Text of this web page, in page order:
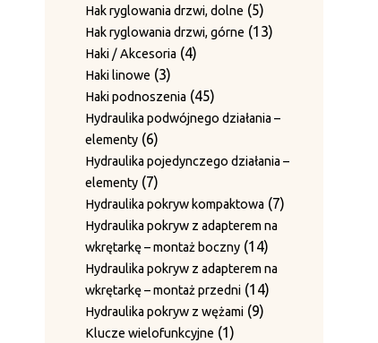
produkty
Sworznie rolek prowadzących
12
produktów
Sworznie rolek prowadzących i
nakrętki zabezpieczające
Sworznie rolek prowadzących z
blaszkami zabezpieczającymi
1
Sworznie ściany bocznej i
pierścienie ustalające 33
Sworznie z pierścieniem
ustalającym 11
produkt
Tuleje / Pierścienie prowadzące
1111
produktów
Tuleje prowadzące (do igieł) 44
Tuleje prowadzenia drutu 22
produkty
Wałki prowadzenia drutu 66
produktów
Hak ryglowania drzwi, dolne 55
produktów
Hak ryglowania drzwi, górne 1313
Haki / Akcesoria 44
Haki linowe 33
produkty
Haki podnoszenia 4545
produktów
Hydraulika podwójnego działania –
elementy
66
produktów
Hydraulika pojedynczego działania –
elementy
77
produktów
Hydraulika pokryw kompaktowa 77
Hydraulika pokryw z adapterem na
wkrętarkę – montaż boczny
1414
produktów
Hydraulika pokryw z adapterem na
wkrętarkę – montaż przedni
1414
Hydraulika pokryw z wężami 99
Klucze wielofunkcyjne 11